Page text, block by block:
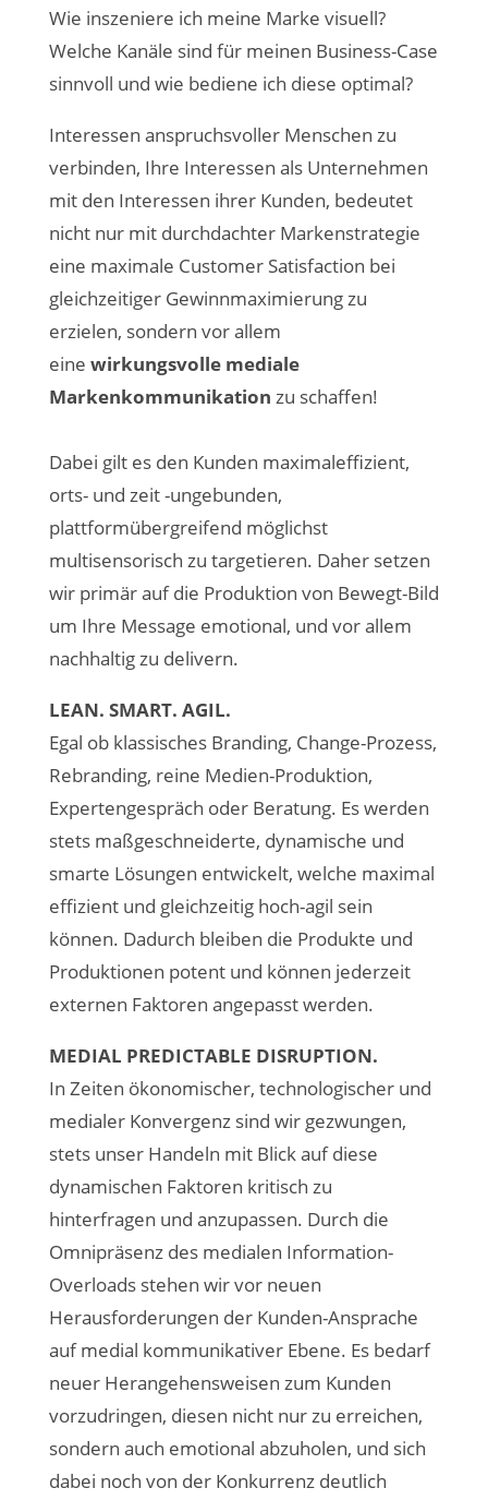
Wie inszeniere ich meine Marke visuell?
Welche Kanäle sind für meinen Business-Case
sinnvoll und wie bediene ich diese optimal?
Interessen anspruchsvoller Menschen zu
verbinden, Ihre Interessen als Unternehmen
mit den Interessen ihrer Kunden, bedeutet
nicht nur mit durchdachter Markenstrategie
eine maximale Customer Satisfaction bei
gleichzeitiger Gewinnmaximierung zu
erzielen, sondern vor allem
eine wirkungsvolle mediale
Markenkommunikation zu schaffen!
Dabei gilt es den Kunden maximaleffizient,
orts- und zeit -ungebunden,
plattformübergreifend möglichst
multisensorisch zu targetieren. Daher setzen
wir primär auf die Produktion von Bewegt-Bild
um Ihre Message emotional, und vor allem
nachhaltig zu delivern.
LEAN. SMART. AGIL.
Egal ob klassisches Branding, Change-Prozess,
Rebranding, reine Medien-Produktion,
Expertengespräch oder Beratung. Es werden
stets maßgeschneiderte, dynamische und
smarte Lösungen entwickelt, welche maximal
effizient und gleichzeitig hoch-agil sein
können. Dadurch bleiben die Produkte und
Produktionen potent und können jederzeit
externen Faktoren angepasst werden.
MEDIAL PREDICTABLE DISRUPTION.
In Zeiten ökonomischer, technologischer und
medialer Konvergenz sind wir gezwungen,
stets unser Handeln mit Blick auf diese
dynamischen Faktoren kritisch zu
hinterfragen und anzupassen. Durch die
Omnipräsenz des medialen Information-
Overloads stehen wir vor neuen
Herausforderungen der Kunden-Ansprache
auf medial kommunikativer Ebene. Es bedarf
neuer Herangehensweisen zum Kunden
vorzudringen, diesen nicht nur zu erreichen,
sondern auch emotional abzuholen, und sich
dabei noch von der Konkurrenz deutlich